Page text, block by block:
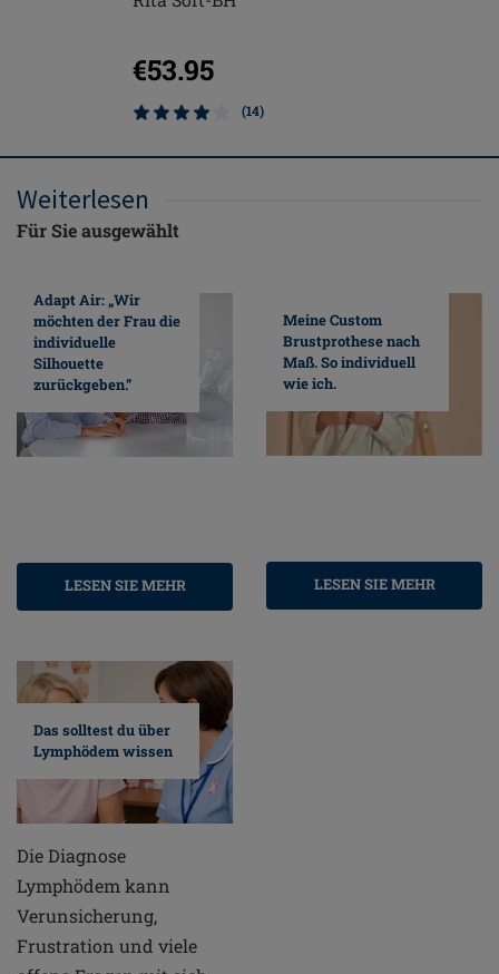
€53.95
(14)
Weiterlesen
Für Sie ausgewählt
Adapt Air: „Wir
möchten der Frau die
individuelle
Silhouette
zurückgeben.”
LESEN SIE MEHR
Meine Custom
Brustprothese nach
Maß. So individuell
wie ich.
LESEN SIE MEHR
Das solltest du über
Lymphödem wissen
Die Diagnose
Lymphödem kann
Verunsicherung,
Frustration und viele